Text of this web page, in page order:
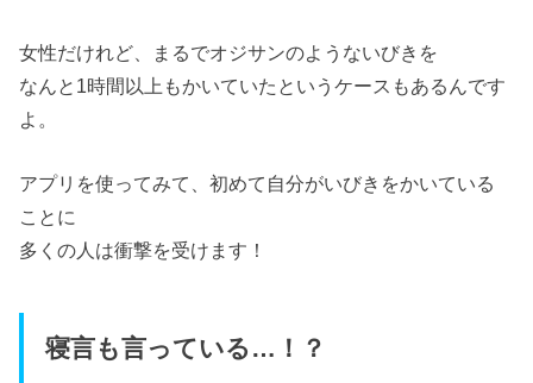
女性だけれど、まるでオジサンのようないびきを
なんと1時間以上もかいていたというケースもあるんです
よ。
アプリを使ってみて、初めて自分がいびきをかいている
ことに
多くの人は衝撃を受けます！
寝言も言っている…！？